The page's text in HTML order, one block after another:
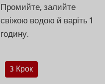
Промийте, залийте
свіжою водою й варіть 1
годину.
3 Крок